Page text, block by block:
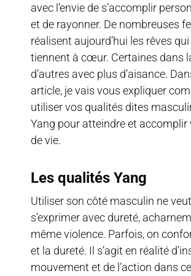
avec l’envie de s’accomplir
et de rayonner. De nombreuses
réalisent aujourd’hui les rêves qui
tiennent à cœur. Certaines dans
d’autres avec plus d’aisance.
article, je vais vous expliquer
utiliser vos qualités dites
Yang pour atteindre et accomplir
de vie.
Les qualités Yang
Utiliser son côté masculin ne
s’exprimer avec dureté,
même violence. Parfois, on
et la dureté. Il s’agit en réalité
mouvement et de l’action dans ce